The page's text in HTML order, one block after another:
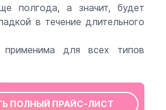
полгода, а значит, будет
в течение длительного
применима для всех типов
ПОЛНЫЙ ПРАЙС-ЛИСТ